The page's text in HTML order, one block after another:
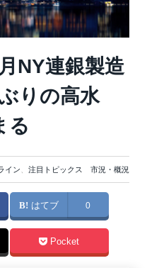
NY連銀製造
りの高水
る
イン、 注目トピックス 市況・概況
はてブ 0
Pocket